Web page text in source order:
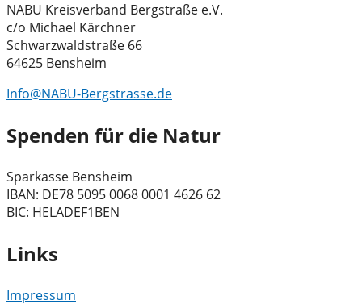
NABU Kreisverband Bergstraße e.V.
c/o Michael Kärchner
Schwarzwaldstraße 66
64625 Bensheim
Info@NABU-Bergstrasse.de
Spenden für die Natur
Sparkasse Bensheim
IBAN: DE78 5095 0068 0001 4626 62
BIC: HELADEF1BEN
Links
Impressum